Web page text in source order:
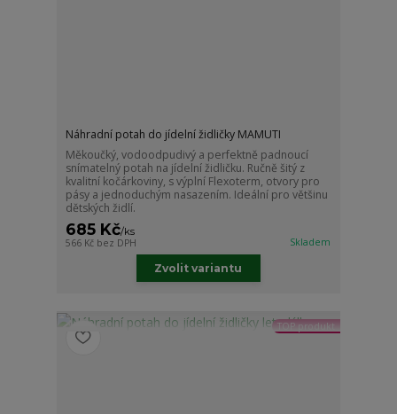
Náhradní potah do jídelní židličky MAMUTI
Měkoučký, vodoodpudivý a perfektně padnoucí
snímatelný potah na jídelní židličku. Ručně šitý z
kvalitní kočárkoviny, s výplní Flexoterm, otvory pro
pásy a jednoduchým nasazením. Ideální pro většinu
dětských židlí.
685 Kč/ks
566 Kč bez DPH Skladem
Zvolit variantu
TOP produkt